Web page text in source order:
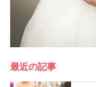
最近の記事